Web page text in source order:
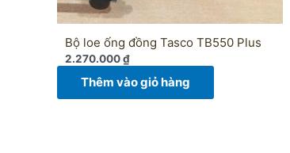
Bộ loe ống đồng Tasco TB550 Plus
2.270.000₫
Thêm vào giỏ hàng